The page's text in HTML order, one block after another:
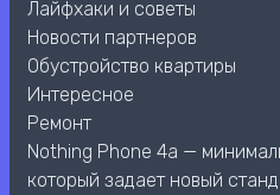
Лайфхаки и советы
Новости партнеров
Обустройство квартиры
Интересное
Ремонт
Nothing Phone 4a —
который задает новый